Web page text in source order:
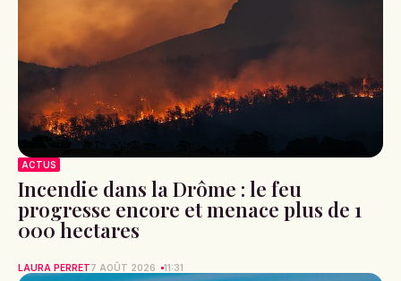
ACTUS
Incendie dans la Drôme : le feu
progresse encore et menace plus de 1
000 hectares
LAURA PERRET7 AOÛT 2026 11:31